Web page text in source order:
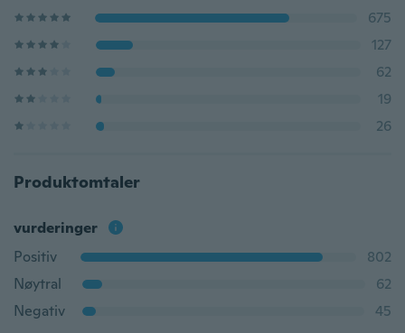
675
127
62
19
26
Produktomtaler
vurderinger
Positiv
802
Nøytral
62
Negativ
45